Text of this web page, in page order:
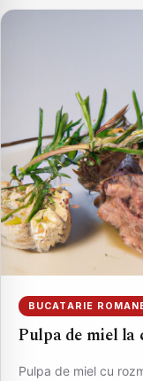
BUCATARIE
Pulpa de miel
Pulpa de miel cu